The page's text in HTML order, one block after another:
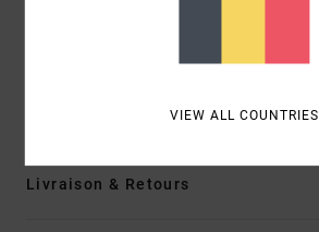
Livraison & Retours
VIEW ALL COUNTRIES